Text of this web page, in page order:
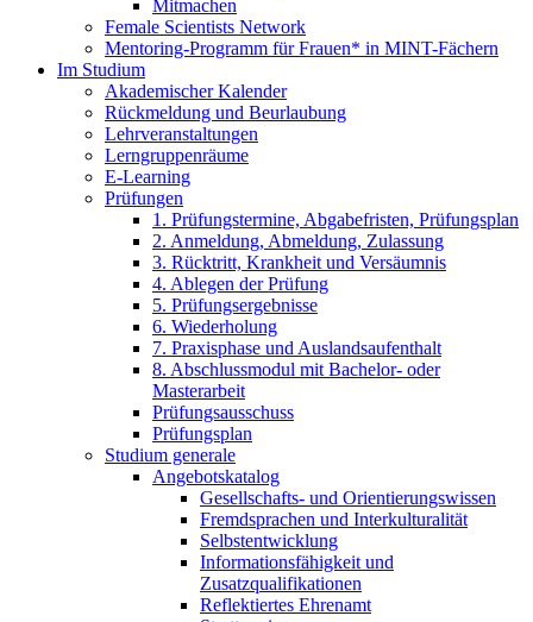
Mitmachen
Female Scientists Network
Mentoring-Programm für Frauen* in MINT-Fächern
Im Studium
Akademischer Kalender
Rückmeldung und Beurlaubung
Lehrveranstaltungen
Lerngruppenräume
E-Learning
Prüfungen
1. Prüfungstermine, Abgabefristen, Prüfungsplan
2. Anmeldung, Abmeldung, Zulassung
3. Rücktritt, Krankheit und Versäumnis
4. Ablegen der Prüfung
5. Prüfungsergebnisse
6. Wiederholung
7. Praxisphase und Auslandsaufenthalt
8. Abschlussmodul mit Bachelor- oder
Masterarbeit
Prüfungsausschuss
Prüfungsplan
Studium generale
Angebotskatalog
Gesellschafts- und Orientierungswissen
Fremdsprachen und Interkulturalität
Selbstentwicklung
Informationsfähigkeit und
Zusatzqualifikationen
Reflektiertes Ehrenamt